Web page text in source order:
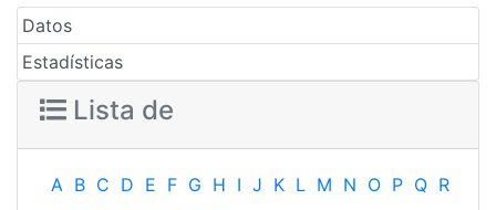
Datos
Estadísticas
Lista de
A B C D E F G H I J K L M N O P Q R